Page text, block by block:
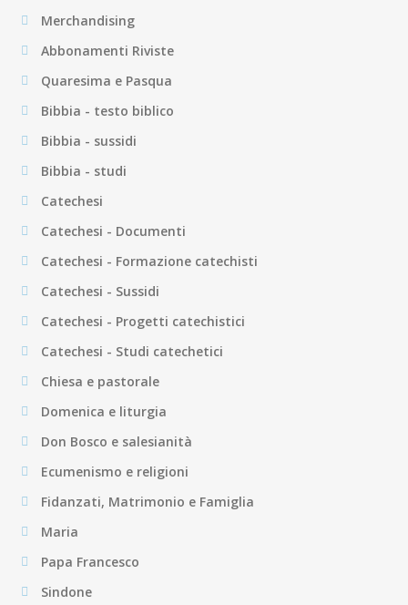
Merchandising
Abbonamenti Riviste
Quaresima e Pasqua
Bibbia - testo biblico
Bibbia - sussidi
Bibbia - studi
Catechesi
Catechesi - Documenti
Catechesi - Formazione catechisti
Catechesi - Sussidi
Catechesi - Progetti catechistici
Catechesi - Studi catechetici
Chiesa e pastorale
Domenica e liturgia
Don Bosco e salesianità
Ecumenismo e religioni
Fidanzati, Matrimonio e Famiglia
Maria
Papa Francesco
Sindone